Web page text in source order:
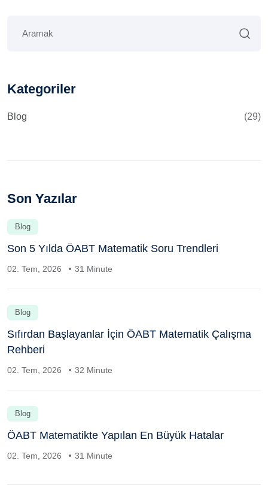
Kategoriler
Blog (29)
Son Yazılar
Blog
Son 5 Yılda ÖABT Matematik Soru Trendleri
02. Tem, 2026 31 Minute
Blog
Sıfırdan Başlayanlar İçin ÖABT Matematik Çalışma
Rehberi
02. Tem, 2026 32 Minute
Blog
ÖABT Matematikte Yapılan En Büyük Hatalar
02. Tem, 2026 31 Minute